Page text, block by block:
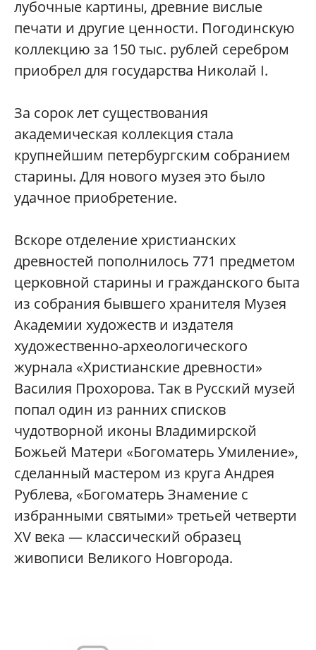
лубочные картины, древние вислые
печати и другие ценности. Погодинскую
коллекцию за 150 тыс. рублей серебром
приобрел для государства Николай I.
За сорок лет существования
академическая коллекция стала
крупнейшим петербургским собранием
старины. Для нового музея это было
удачное приобретение.
Вскоре отделение христианских
древностей пополнилось 771 предметом
церковной старины и гражданского быта
из собрания бывшего хранителя Музея
Академии художеств и издателя
художественно-археологического
журнала «Христианские древности»
Василия Прохорова. Так в Русский музей
попал один из ранних списков
чудотворной иконы Владимирской
Божьей Матери «Богоматерь Умиление»,
сделанный мастером из круга Андрея
Рублева, «Богоматерь Знамение с
избранными святыми» третьей четверти
XV века — классический образец
живописи Великого Новгорода.